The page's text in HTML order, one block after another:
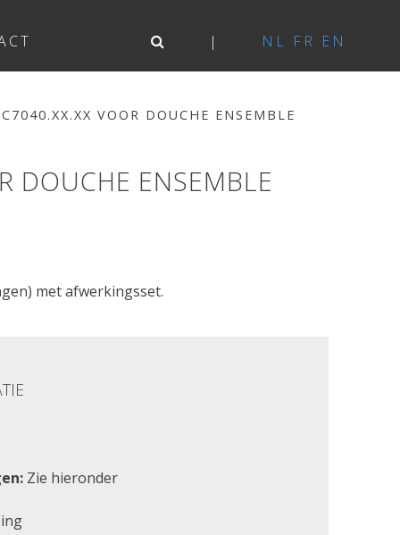
NL FR EN
VOOR DOUCHE ENSEMBLE
DOUCHE ENSEMBLE
met afwerkingsset.
Zie hieronder